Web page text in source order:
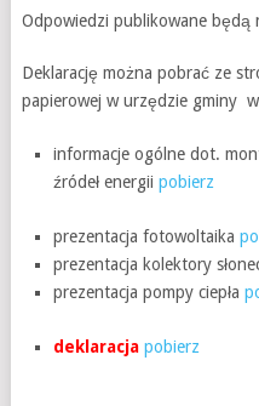
Odpowiedzi publikowane będą
Deklarację można pobrać ze
papierowej w urzędzie gminy
informacje ogólne dot.
źródeł energiipobierz
prezentacja fotowoltaika
prezentacja kolektory
prezentacja pompy ciepła
deklaracja pobierz